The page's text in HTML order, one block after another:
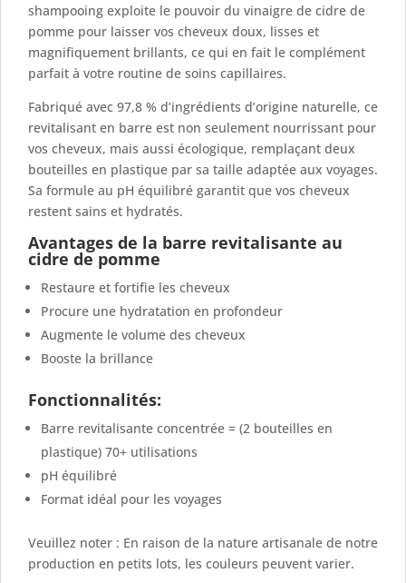
shampooing exploite le pouvoir du vinaigre de cidre de
pomme pour laisser vos cheveux doux, lisses et
magnifiquement brillants, ce qui en fait le complément
parfait à votre routine de soins capillaires.
Fabriqué avec 97,8 % d’ingrédients d’origine naturelle, ce
revitalisant en barre est non seulement nourrissant pour
vos cheveux, mais aussi écologique, remplaçant deux
bouteilles en plastique par sa taille adaptée aux voyages.
Sa formule au pH équilibré garantit que vos cheveux
restent sains et hydratés.
Avantages de la barre revitalisante au
cidre de pomme
Restaure et fortifie les cheveux
Procure une hydratation en profondeur
Augmente le volume des cheveux
Booste la brillance
Fonctionnalités:
Barre revitalisante concentrée = (2 bouteilles en
plastique) 70+ utilisations
pH équilibré
Format idéal pour les voyages
Veuillez noter : En raison de la nature artisanale de notre
production en petits lots, les couleurs peuvent varier.